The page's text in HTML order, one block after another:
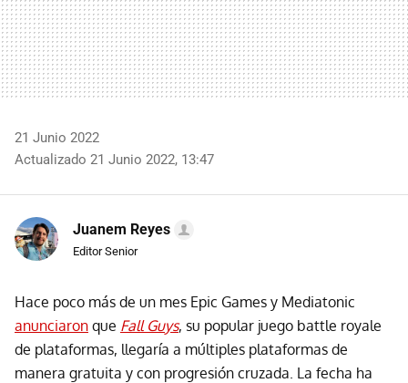
21 Junio 2022
Actualizado 21 Junio 2022, 13:47
Juanem Reyes
Editor Senior
Hace poco más de un mes Epic Games y Mediatonic
anunciaron que Fall Guys, su popular juego battle royale
de plataformas, llegaría a múltiples plataformas de
manera gratuita y con progresión cruzada. La fecha ha